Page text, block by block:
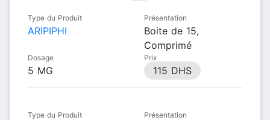
Type du Produit
ARIPIPHI
Présentation
Boite de 15,
Comprimé
Dosage
5 MG
Prix
115 DHS
Type du Produit Présentation